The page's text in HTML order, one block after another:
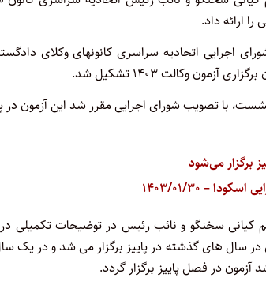
وکالت ۱۴۰۳ تشکیل شد.
با تصویب شورای اجرایی مقرر شد این آزمون در
– ۱۴۰۳/۰۱/۳۰
کیانی سخنگو و نائب رئیس در توضیحات تکمیلی
سال های گذشته در پاییز برگزار می شد و در یک
آزمون در فصل پاییز برگزار گردد.